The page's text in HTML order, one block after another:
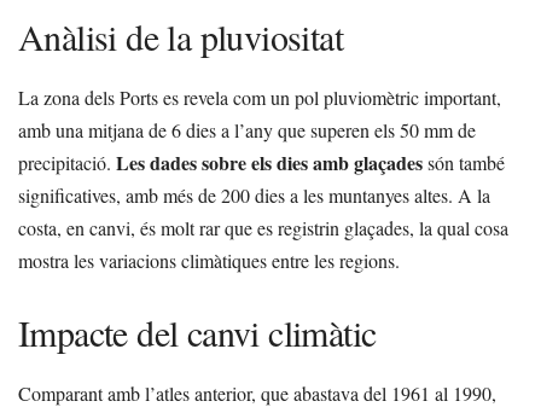
Anàlisi de la pluviositat
La zona dels Ports es revela com un pol pluviomètric important,
amb una mitjana de 6 dies a l’any que superen els 50 mm de
precipitació. Les dades sobre els dies amb glaçadessón també
significatives, amb més de 200 dies a les muntanyes altes. A la
costa, en canvi, és molt rar que es registrin glaçades, la qual cosa
mostra les variacions climàtiques entre les regions.
Impacte del canvi climàtic
Comparant amb l’atles anterior, que abastava del 1961 al 1990,